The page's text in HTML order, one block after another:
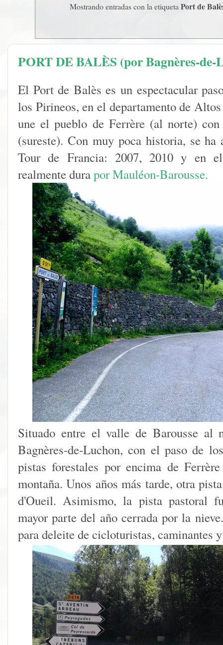
Mostrando entradas con la etiquetaPort de
PORT DE BALÈS (por Bagnères-de-
El Port de Balès es un espectacular
los Pirineos, en el departamento de
une el pueblo de Ferrère (al norte)
(sureste). Con muy poca historia, se ha
Tour de Francia: 2007, 2010 y en
realmente durapor Mauléon-Barousse.
Situado entre el valle de Barousse
Bagnères-de-Luchon, con el paso de
pistas forestales por encima de
montaña. Unos años más tarde, otra
d'Oueil. Asimismo, la pista pastoral
mayor parte del año cerrada por la
para deleite de cicloturistas, caminantes